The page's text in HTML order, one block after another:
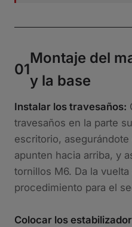
01
Montaje del
y la base
Instalar los travesaños:
travesaños en la parte
escritorio,
apunten hacia arriba, y
tornillos M6. Da la
procedimiento para el
Colocar los